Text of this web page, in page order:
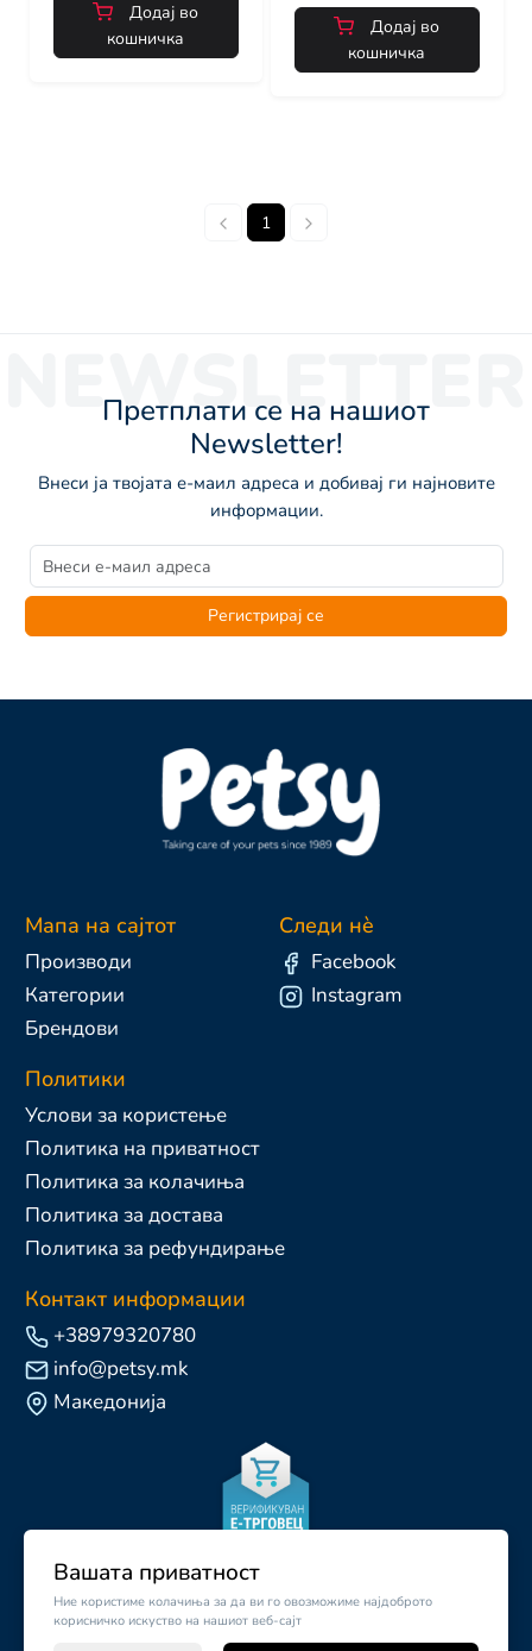
Вашата приватност
Ние користиме колачиња за да ви го овозможиме најдоброто
корисничко искуство на нашиот веб-сајт
Додај во
кошничка
Додај во
кошничка
1
NEWSLETTER
Претплати се на нашиот
Newsletter!
Внеси ја твојата е-маил адреса и добивај ги најновите
информации.
Регистрирај се
Мапа на сајтот
Производи
Категории
Брендови
Политики
Услови за користење
Политика на приватност
Политика за колачиња
Политика за достава
Политика за рефундирање
Контакт информации
+38979320780
info@petsy.mk
Македонија
Следи нè
Facebook
Instagram